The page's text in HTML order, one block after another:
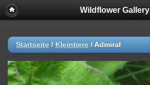
Wildflower Gallery
Startseite / Kleintiere / Admiral